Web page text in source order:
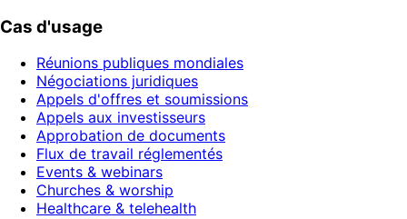
Cas d'usage
Réunions publiques mondiales
Négociations juridiques
Appels d'offres et soumissions
Appels aux investisseurs
Approbation de documents
Flux de travail réglementés
Events & webinars
Churches & worship
Healthcare & telehealth